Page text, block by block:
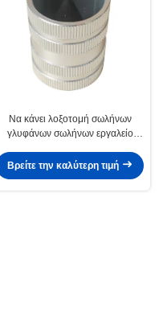
Να κάνει λοξοτομή σωλήνων
γλυφάνων σωλήνων εργαλείο
442mm, 1250mm, πλαστικό 8-
κράμα ψευδάργυρου
Βρείτε την καλύτερη τιμή